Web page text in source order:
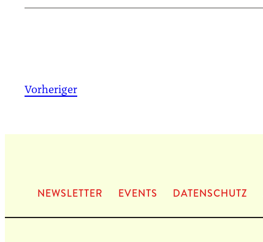
Vorheriger
NEWS­LET­TER EVENTS DATEN­SCHUTZ